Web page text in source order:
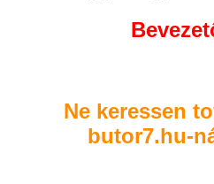
Ne keressen
butor7.hu-